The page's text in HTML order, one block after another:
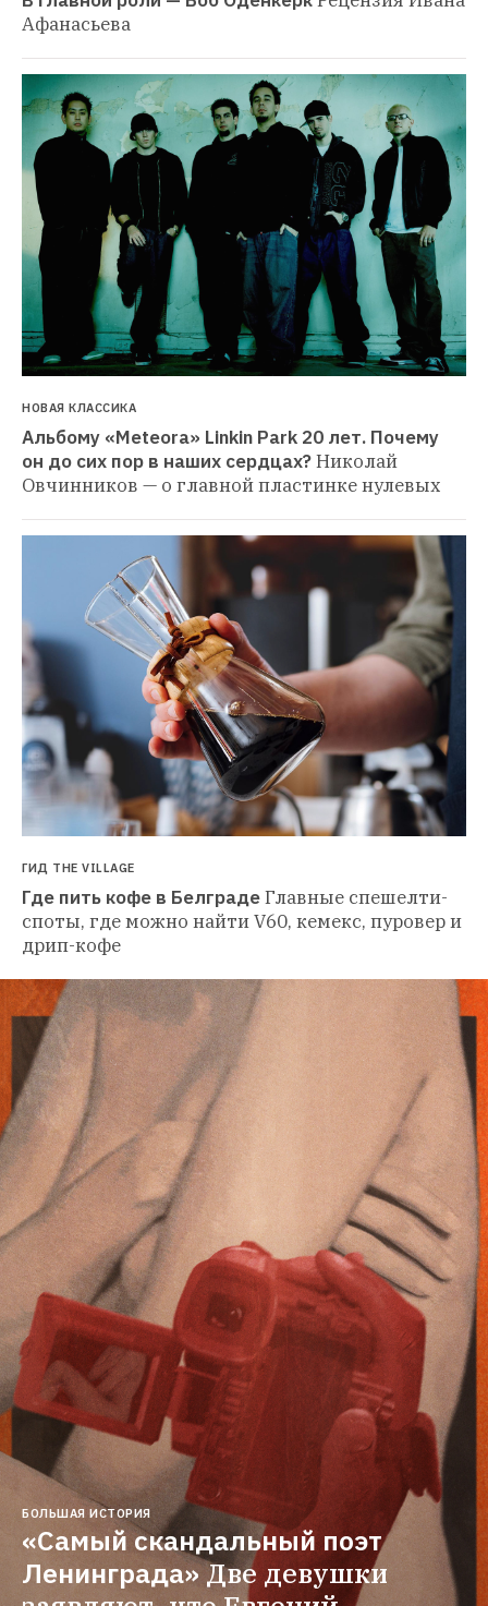
Афанасьева
НОВАЯ КЛАССИКА
Альбому «Meteora» Linkin Park 20 лет. Почему
он до сих пор в наших сердцах?Николай
Овчинников — о главной пластинке нулевых
ГИД THE VILLAGE
Где пить кофе в БелградеГлавные спешелти-
споты, где можно найти V60, кемекс, пуровер и
дрип-кофе
БОЛЬШАЯ ИСТОРИЯ
«Самый скандальный поэт
Ленинграда»Две девушки